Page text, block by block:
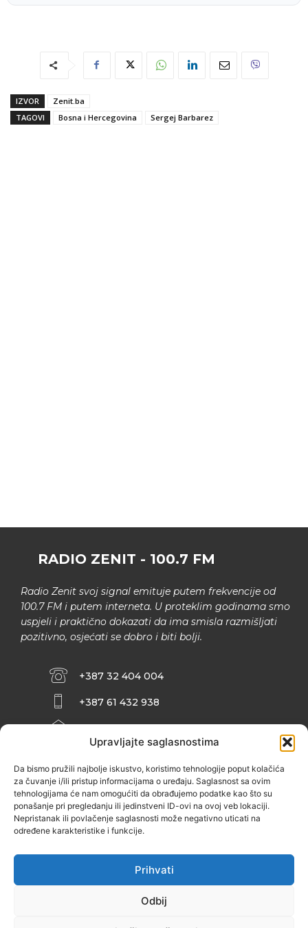
Upravljajte saglasnostima
Da bismo pružili najbolje iskustvo, koristimo tehnologije poput kolačića
za čuvanje i/ili pristup informacijama o uređaju. Saglasnost sa ovim
tehnologijama će nam omogućiti da obrađujemo podatke kao što su
ponašanje pri pregledanju ili jedinstveni ID-ovi na ovoj veb lokaciji.
Nepristanak ili povlačenje saglasnosti može negativno uticati na
određene karakteristike i funkcije.
Prihvati
Odbij
IZVOR
Zenit.ba
TAGOVI
Bosna i Hercegovina Sergej Barbarez
RADIO ZENIT - 100.7 FM
Radio Zenit svoj signal emituje putem frekvencije od
100.7 FM i putem interneta. U proteklim godinama smo
uspjeli i praktično dokazati da ima smisla razmišljati
pozitivno, osjećati se dobro i biti bolji.
+387 32 404 004
+387 61 432 938
INFO@ZENIT.BA
ZENIČANKA, 3. SPRAT), 72000 ZENICA